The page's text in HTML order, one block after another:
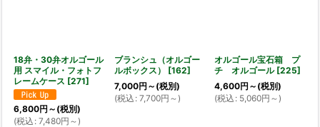
18弁・30弁オルゴール
用 スマイル・フォトフ
レームケース [271]
6,800円 ～ (税別)
(税込 : 7,480円 ～)
ブランシュ（オルゴー
ルボックス）
[162]
7,000円 ～ (税別)
(税込 : 7,700円 ～)
オルゴール宝石箱 プ
チ オルゴール [225]
4,600円 ～ (税別)
(税込 : 5,060円 ～)